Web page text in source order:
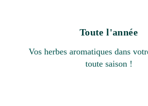
Toute l'année
Vos herbes aromatiques dans
toute saison !